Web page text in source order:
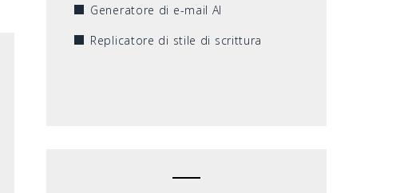
Generatore di e-mail AI
Replicatore di stile di scrittura